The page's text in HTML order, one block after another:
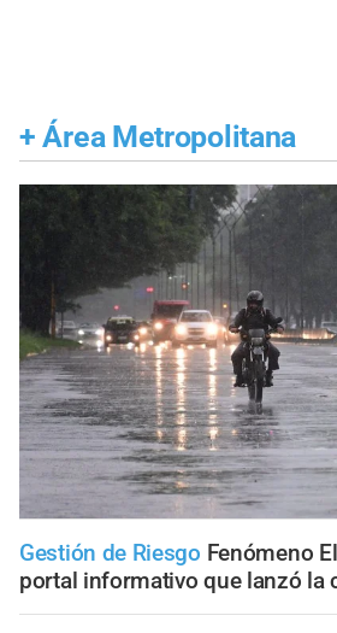
+ Área Metropolitana
Gestión de Riesgo Fenómeno
portal informativo que lanzó la